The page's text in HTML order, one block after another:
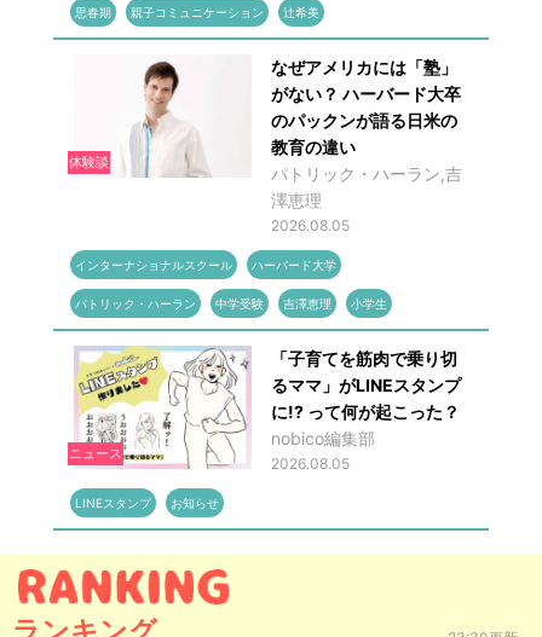
思春期 親子コミュニケーション 辻希美
体験談
なぜアメリカには「塾」
がない？ ハーバード大卒
のパックンが語る日米の
教育の違い
パトリック・ハーラン,吉
澤恵理
2026.08.05
インターナショナルスクール ハーバード大学
パトリック・ハーラン 中学受験 吉澤恵理 小学生
ニュース
「子育てを筋肉で乗り切
るママ」がLINEスタンプ
に!? って何が起こった？
nobico編集部
2026.08.05
LINEスタンプ お知らせ